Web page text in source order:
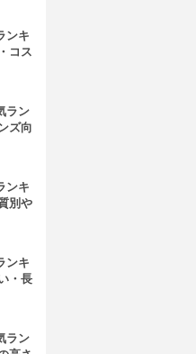
トラディアンス ベイクド
ンキ
コス
ラン
ズ向
ンキ
別や
ンキ
・長
ラン